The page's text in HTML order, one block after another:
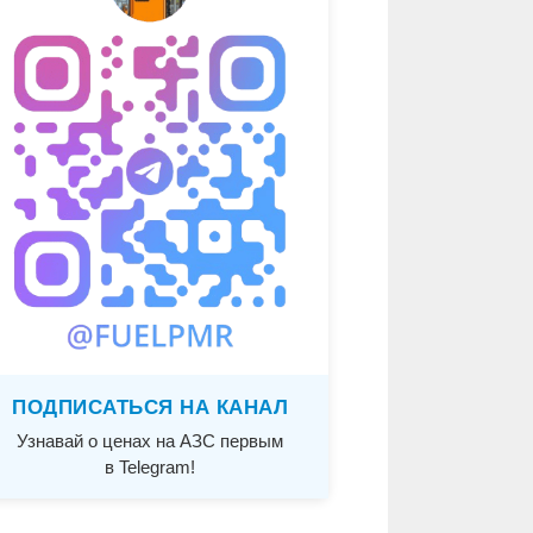
ПОДПИСАТЬСЯ НА КАНАЛ
Узнавай о ценах на АЗС первым
в Telegram!